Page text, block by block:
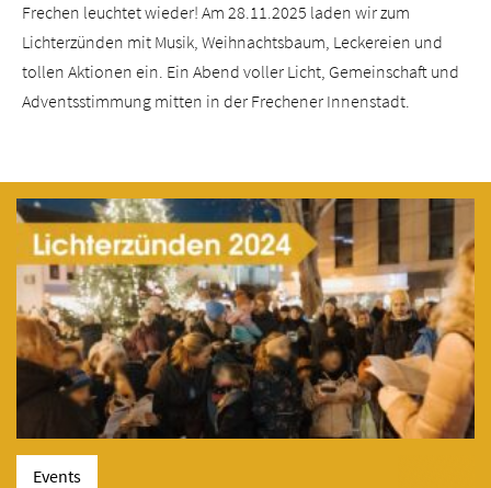
Frechen leuchtet wieder! Am 28.11.2025 laden wir zum
Lichterzünden mit Musik, Weihnachtsbaum, Leckereien und
tollen Aktionen ein. Ein Abend voller Licht, Gemeinschaft und
Adventsstimmung mitten in der Frechener Innenstadt.
Events